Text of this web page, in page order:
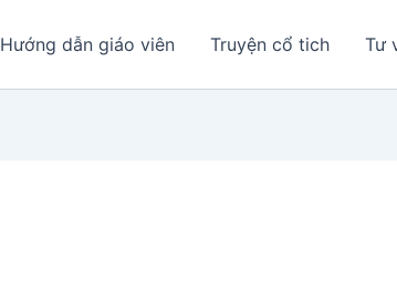
Hướng dẫn giáo viên Truyện cổ tich Tư